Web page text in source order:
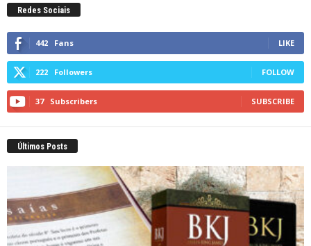
Redes Sociais
442 Fans LIKE
222 Followers FOLLOW
37 Subscribers SUBSCRIBE
Últimos Posts